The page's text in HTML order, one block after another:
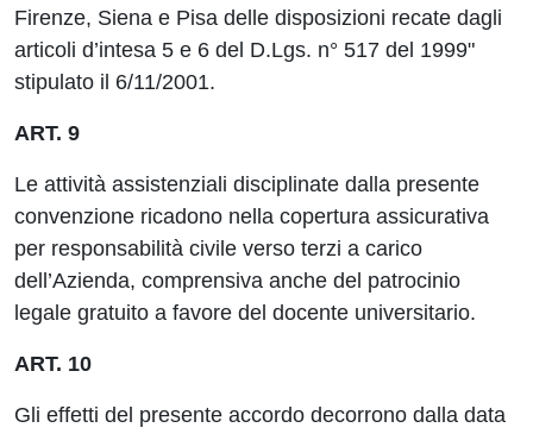
Firenze, Siena e Pisa delle disposizioni recate dagli
articoli d’intesa 5 e 6 del D.Lgs. n° 517 del 1999"
stipulato il 6/11/2001.
ART. 9
Le attività assistenziali disciplinate dalla presente
convenzione ricadono nella copertura assicurativa
per responsabilità civile verso terzi a carico
dell’Azienda, comprensiva anche del patrocinio
legale gratuito a favore del docente universitario.
ART. 10
Gli effetti del presente accordo decorrono dalla data